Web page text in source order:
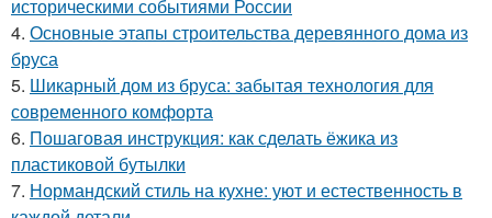
историческими событиями России
4. Основные этапы строительства деревянного дома из
бруса
5. Шикарный дом из бруса: забытая технология для
современного комфорта
6. Пошаговая инструкция: как сделать ёжика из
пластиковой бутылки
7. Нормандский стиль на кухне: уют и естественность в